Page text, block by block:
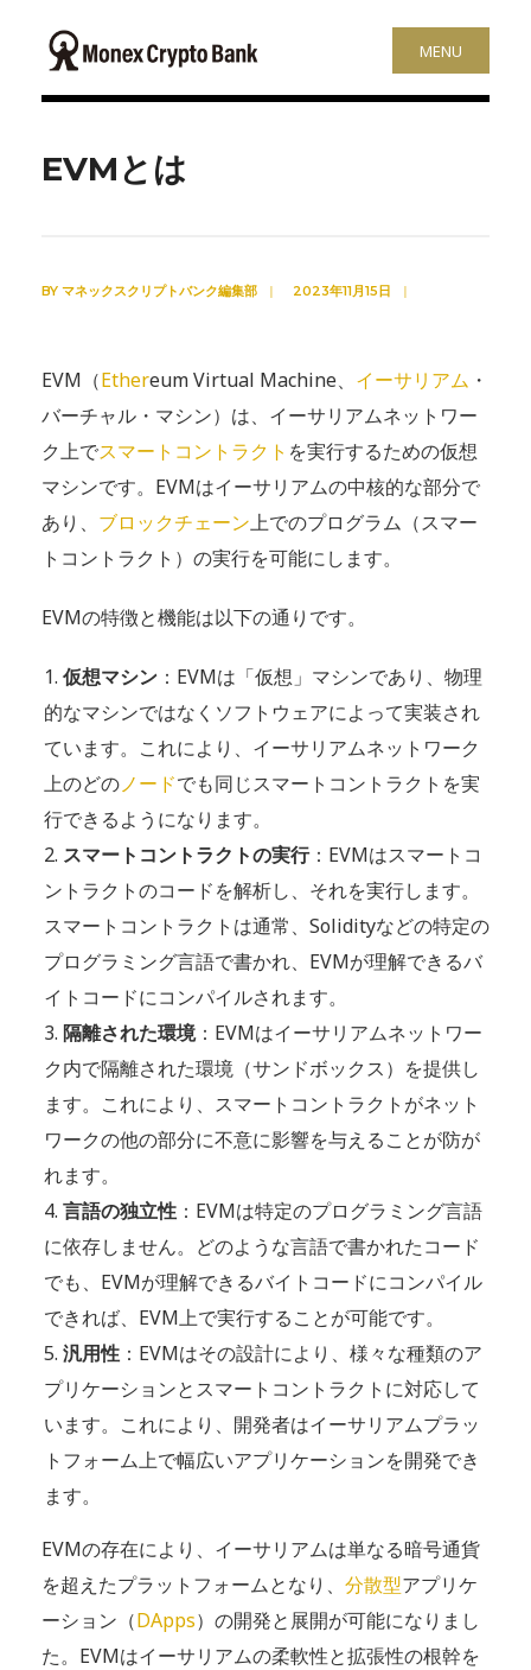
MENU
EVMとは
BY マネックスクリプトバンク編集部 | 2023年11月15日 |
EVM（Ethereum Virtual Machine、 イーサリアム ・
バーチャル・マシン）は、イーサリアムネットワー
ク上でスマートコントラクト を実行するための仮想
マシンです。EVMはイーサリアムの中核的な部分で
あり、 ブロックチェーン上でのプログラム（スマー
トコントラクト）の実行を可能にします。
EVMの特徴と機能は以下の通りです。
仮想マシン ：EVMは「仮想」マシンであり、物理
的なマシンではなくソフトウェアによって実装され
ています。これにより、イーサリアムネットワーク
上のどのノードでも同じスマートコントラクトを実
行できるようになります。
スマートコントラクトの実行：EVMはスマートコ
ントラクトのコードを解析し、それを実行します。
スマートコントラクトは通常、Solidityなどの特定の
プログラミング言語で書かれ、EVMが理解できるバ
イトコードにコンパイルされます。
隔離された環境：EVMはイーサリアムネットワー
ク内で隔離された環境（サンドボックス）を提供し
ます。これにより、スマートコントラクトがネット
ワークの他の部分に不意に影響を与えることが防が
れます。
言語の独立性 ：EVMは特定のプログラミング言語
に依存しません。どのような言語で書かれたコード
でも、EVMが理解できるバイトコードにコンパイル
できれば、EVM上で実行することが可能です。
汎用性 ：EVMはその設計により、様々な種類のア
プリケーションとスマートコントラクトに対応して
います。これにより、開発者はイーサリアムプラッ
トフォーム上で幅広いアプリケーションを開発でき
ます。
EVMの存在により、イーサリアムは単なる暗号通貨
を超えたプラットフォームとなり、 分散型アプリケ
ーション（DApps）の開発と展開が可能になりまし
た。EVMはイーサリアムの柔軟性と拡張性の根幹を